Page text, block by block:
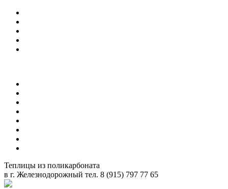
Теплицы из поликарбоната
в г. Железнодорожный тел. 8 (915) 797 77 65